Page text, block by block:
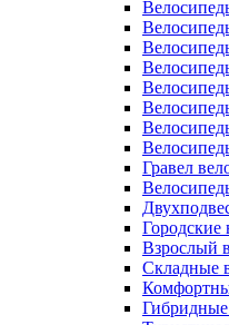
Гравел
Городские
Взрослый
Складные